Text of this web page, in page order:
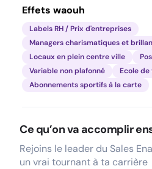
Effets waouh
Labels RH / Prix d'entreprises
Managers charismatiques et
Locaux en plein centre ville
Variable non plafonné
Ecole
Abonnements sportifs à la carte
Ce qu’on va accomplir
Rejoins le leader du Sales
un vrai tournant à ta carrière